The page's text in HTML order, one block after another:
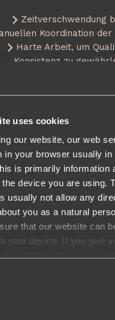
uses cookies
our website, our web
in your browser usually in
is primarily information
device you are using.
usually not allow any
you as a natural
that our website can
your device. If you give
is valid for a limited
use may be transferred
Your consent also
Zeitverschwendung
Koordination der
Harte Arbeit, um
Konsistenz zu
Fehlende
Mit Sablono
Verwalten Sie die
Produktion an
Intelligent arbeiten, um
konstant hoch zu
Eine digitale
Qualitäts- und